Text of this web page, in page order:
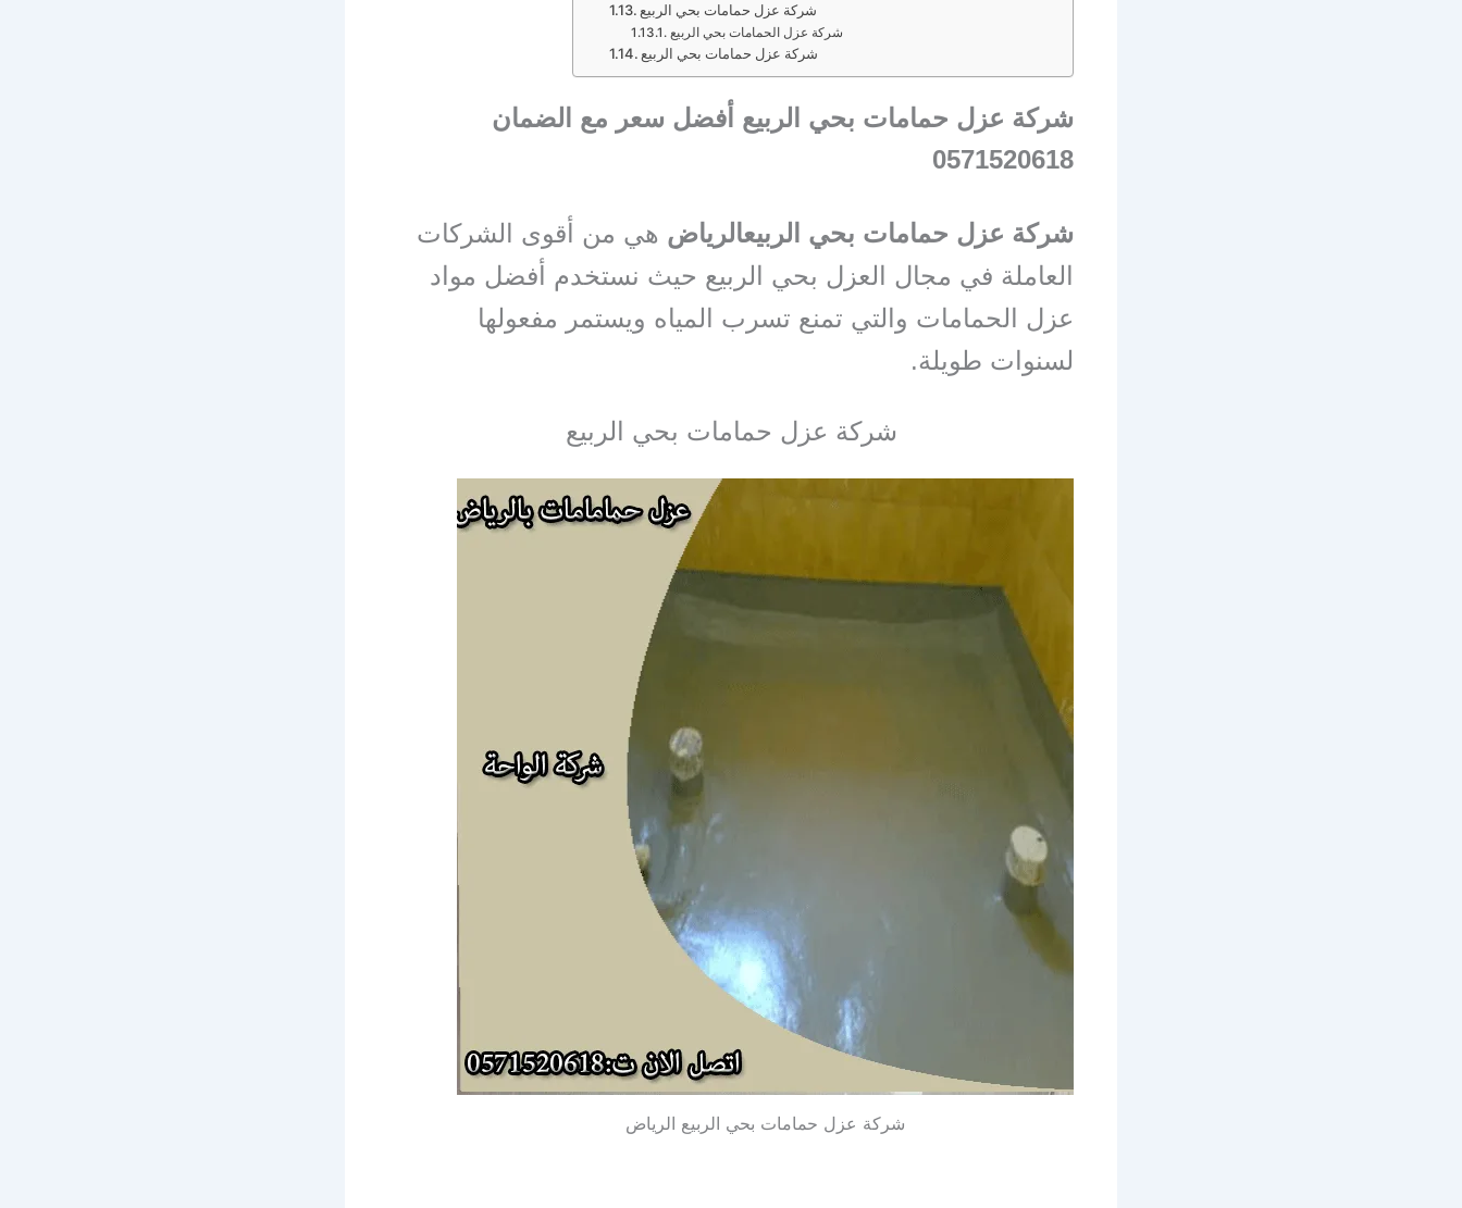
شركة عزل حمامات بحي الربيع
شركة عزل الحمامات بحي الربيع
شركة عزل حمامات بحي الربيع
شركة عزل حمامات بحي الربيع أفضل سعر مع الضمان
0571520618
شركة عزل حمامات بحي الربيعالرياض هي من أقوى الشركات
العاملة في مجال العزل بحي الربيع حيث نستخدم أفضل مواد
عزل الحمامات والتي تمنع تسرب المياه ويستمر مفعولها
لسنوات طويلة.
شركة عزل حمامات بحي الربيع
شركة عزل حمامات بحي الربيع الرياض